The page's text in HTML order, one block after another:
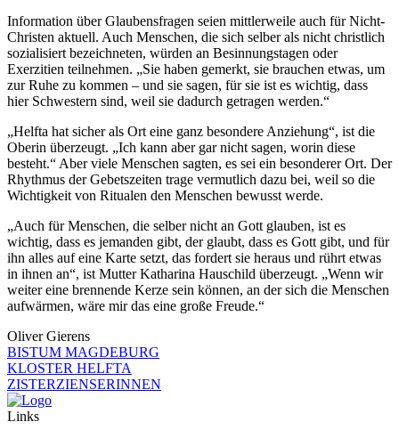
Information über Glaubensfragen seien mittlerweile auch für Nicht-
Christen aktuell. Auch Menschen, die sich selber als nicht christlich
sozialisiert bezeichneten, würden an Besinnungstagen oder
Exerzitien teilnehmen. „Sie haben gemerkt, sie brauchen etwas, um
zur Ruhe zu kommen – und sie sagen, für sie ist es wichtig, dass
hier Schwestern sind, weil sie dadurch getragen werden.“
„Helfta hat sicher als Ort eine ganz besondere Anziehung“, ist die
Oberin überzeugt. „Ich kann aber gar nicht sagen, worin diese
besteht.“ Aber viele Menschen sagten, es sei ein besonderer Ort. Der
Rhythmus der Gebetszeiten trage vermutlich dazu bei, weil so die
Wichtigkeit von Ritualen den Menschen bewusst werde.
„Auch für Menschen, die selber nicht an Gott glauben, ist es
wichtig, dass es jemanden gibt, der glaubt, dass es Gott gibt, und für
ihn alles auf eine Karte setzt, das fordert sie heraus und rührt etwas
in ihnen an“, ist Mutter Katharina Hauschild überzeugt. „Wenn wir
weiter eine brennende Kerze sein können, an der sich die Menschen
aufwärmen, wäre mir das eine große Freude.“
Oliver Gierens
BISTUM MAGDEBURG
KLOSTER HELFTA
ZISTERZIENSERINNEN
Links